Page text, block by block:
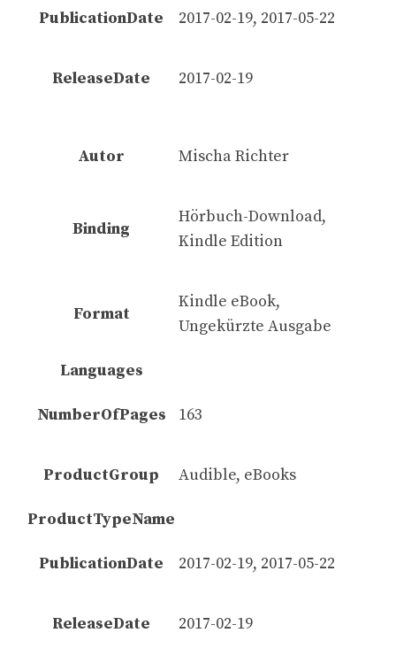
PublicationDate 2017-02-19, 2017-05-22
ReleaseDate 2017-02-19
Autor Mischa Richter
Binding
Hörbuch-Download,
Kindle Edition
Format
Kindle eBook,
Ungekürzte Ausgabe
Languages
NumberOfPages 163
ProductGroup Audible, eBooks
ProductTypeName
PublicationDate 2017-02-19, 2017-05-22
ReleaseDate 2017-02-19